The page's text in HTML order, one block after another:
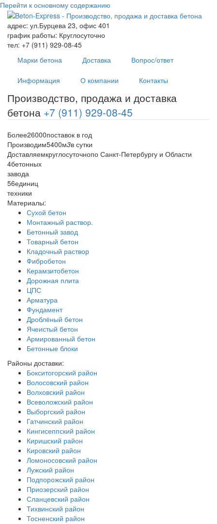
Перейти к основному содержанию
адрес: ул.Бурцева 23, офис 401
график работы: Круглосуточно
тел: +7 (911) 929-08-45
Марки бетона
Доставка Вопрос/ответ
Информация О компании Контакты
Производство, продажа и доставка
бетона +7 (911) 929-08-45
Более26000поставок в год
Производим5400м3в сутки
Доставляемкруглосуточнопо Санкт-Петербургу и Области
4бетонных
завода
56единиц
техники
Материалы:
Сухой бетон
Монтажный раствор.
Бетонный завод
Товарный бетон
Кладочный раствор
Фибробетон
Керамзитобетон
Дорожная плита
ЦПС
Арматура
Фундамент
Дроблёный бетон
Ячеистый бетон
Армированный бетон
Бетонные блоки
Районы доставки:
Бокситогорский район
Волосовский район
Волховский район
Всеволожский район
Выборгский район
Гатчинский район
Кингисеппский район
Киришский район
Кировский район
Ломоносовский район
Лужский район
Подпорожский район
Приозерский район
Сланцевский район
Тихвинский район
Тосненский район